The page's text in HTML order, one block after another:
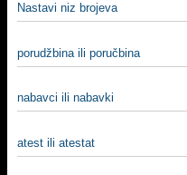
Nastavi niz brojeva
porudžbina ili poručbina
nabavci ili nabavki
atest ili atestat